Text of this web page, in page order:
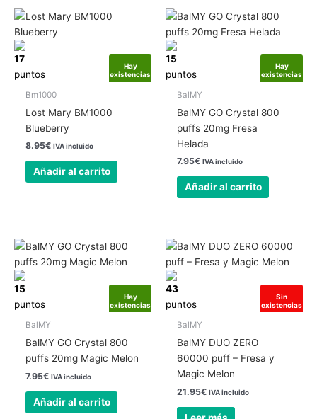
Hay
existencias
17
puntos
Bm1000
Lost Mary BM1000
Blueberry
8.95€ IVA incluido
Añadir al carrito
Hay
existencias
15
puntos
BalMY
BalMY GO Crystal 800
puffs 20mg Fresa
Helada
7.95€ IVA incluido
Añadir al carrito
Hay
existencias
15
puntos
BalMY
BalMY GO Crystal 800
puffs 20mg Magic Melon
7.95€ IVA incluido
Añadir al carrito
Sin
existencias
43
puntos
BalMY
BalMY DUO ZERO
60000 puff – Fresa y
Magic Melon
21.95€ IVA incluido